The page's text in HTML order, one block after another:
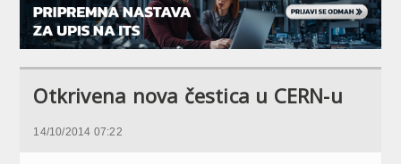
Otkrivena nova čestica u CERN-u
14/10/2014 07:22